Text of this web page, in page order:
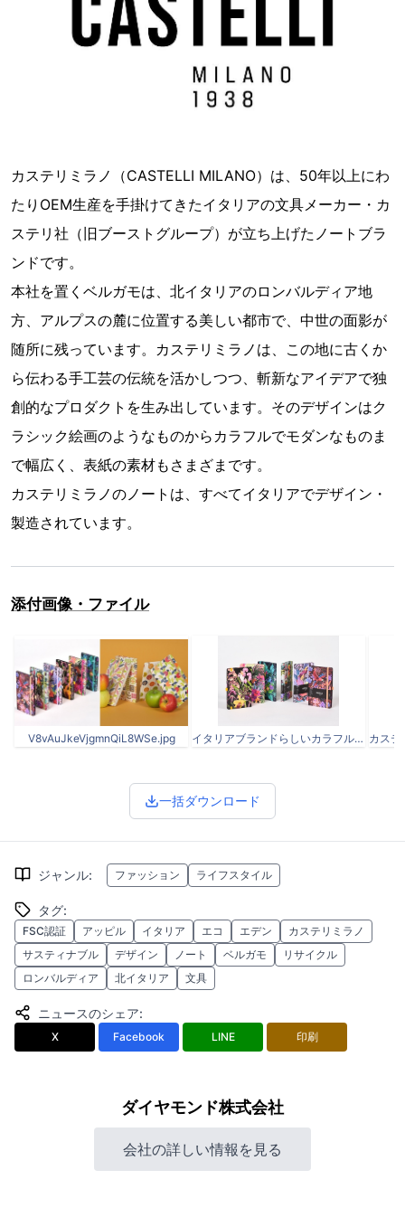
カステリミラノ（CASTELLI MILANO）は、50年以上にわ
たりOEM生産を手掛けてきたイタリアの文具メーカー・カ
ステリ社（旧ブーストグループ）が立ち上げたノートブラ
ンドです。
本社を置くベルガモは、北イタリアのロンバルディア地
方、アルプスの麓に位置する美しい都市で、中世の面影が
随所に残っています。カステリミラノは、この地に古くか
ら伝わる手工芸の伝統を活かしつつ、斬新なアイデアで独
創的なプロダクトを生み出しています。そのデザインはク
ラシック絵画のようなものからカラフルでモダンなものま
で幅広く、表紙の素材もさまざまです。
カステリミラノのノートは、すべてイタリアでデザイン・
製造されています。
添付画像・ファイル
V8vAuJkeVjgmnQiL8WSe.jpg イタリアブランドらしいカラフルで華やかなデザインが魅力
一括ダウンロード
ジャンル: ファッション ライフスタイル
タグ:
FSC認証 アッピル イタリア エコ エデン
カステリミラノ
サスティナブル
デザイン ノート ベルガモ
リサイクル
ロンバルディア
北イタリア 文具
ニュースのシェア:
X Facebook LINE 印刷
ダイヤモンド株式会社
会社の詳しい情報を見る